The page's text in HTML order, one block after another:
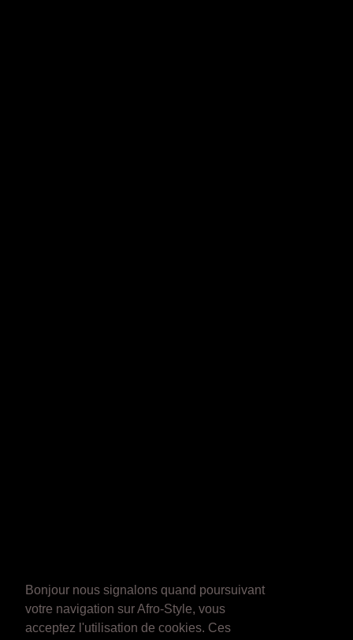
Bonjour nous signalons quand poursuivant
votre navigation sur Afro-Style, vous
acceptez l'utilisation de cookies. Ces